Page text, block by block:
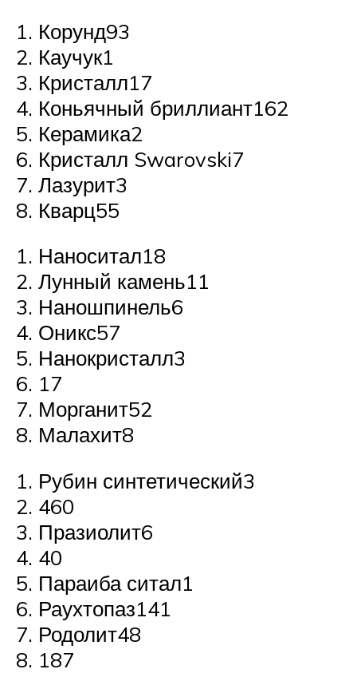
Корунд93
Каучук1
Кристалл17
Коньячный бриллиант162
Керамика2
Кристалл Swarovski7
Лазурит3
Кварц55
Наноситал18
Лунный камень11
Наношпинель6
Оникс57
Нанокристалл3
17
Морганит52
Малахит8
Рубин синтетический3
460
Празиолит6
40
Параиба ситал1
Раухтопаз141
Родолит48
187